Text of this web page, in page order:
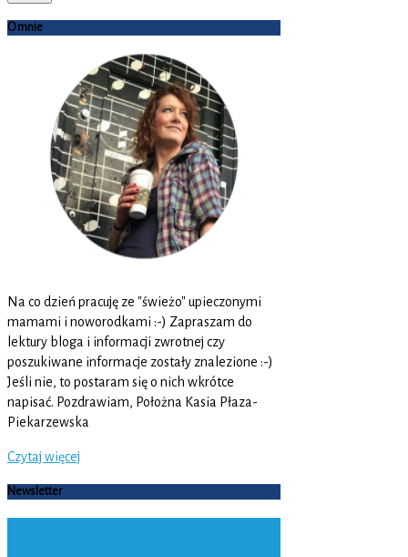
O mnie
Na co dzień pracuję ze "świeżo" upieczonymi
mamami i noworodkami :-) Zapraszam do
lektury bloga i informacji zwrotnej czy
poszukiwane informacje zostały znalezione :-)
Jeśli nie, to postaram się o nich wkrótce
napisać. Pozdrawiam, Położna Kasia Płaza-
Piekarzewska
Czytaj więcej
Newsletter